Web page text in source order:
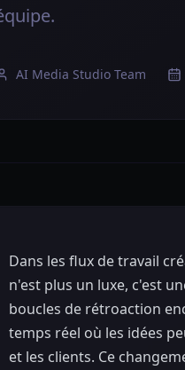
AI Media Studio Team
Dans les flux de travail
n'est plus un luxe, c'est
boucles de rétroaction
temps réel où les idées
et les clients. Ce